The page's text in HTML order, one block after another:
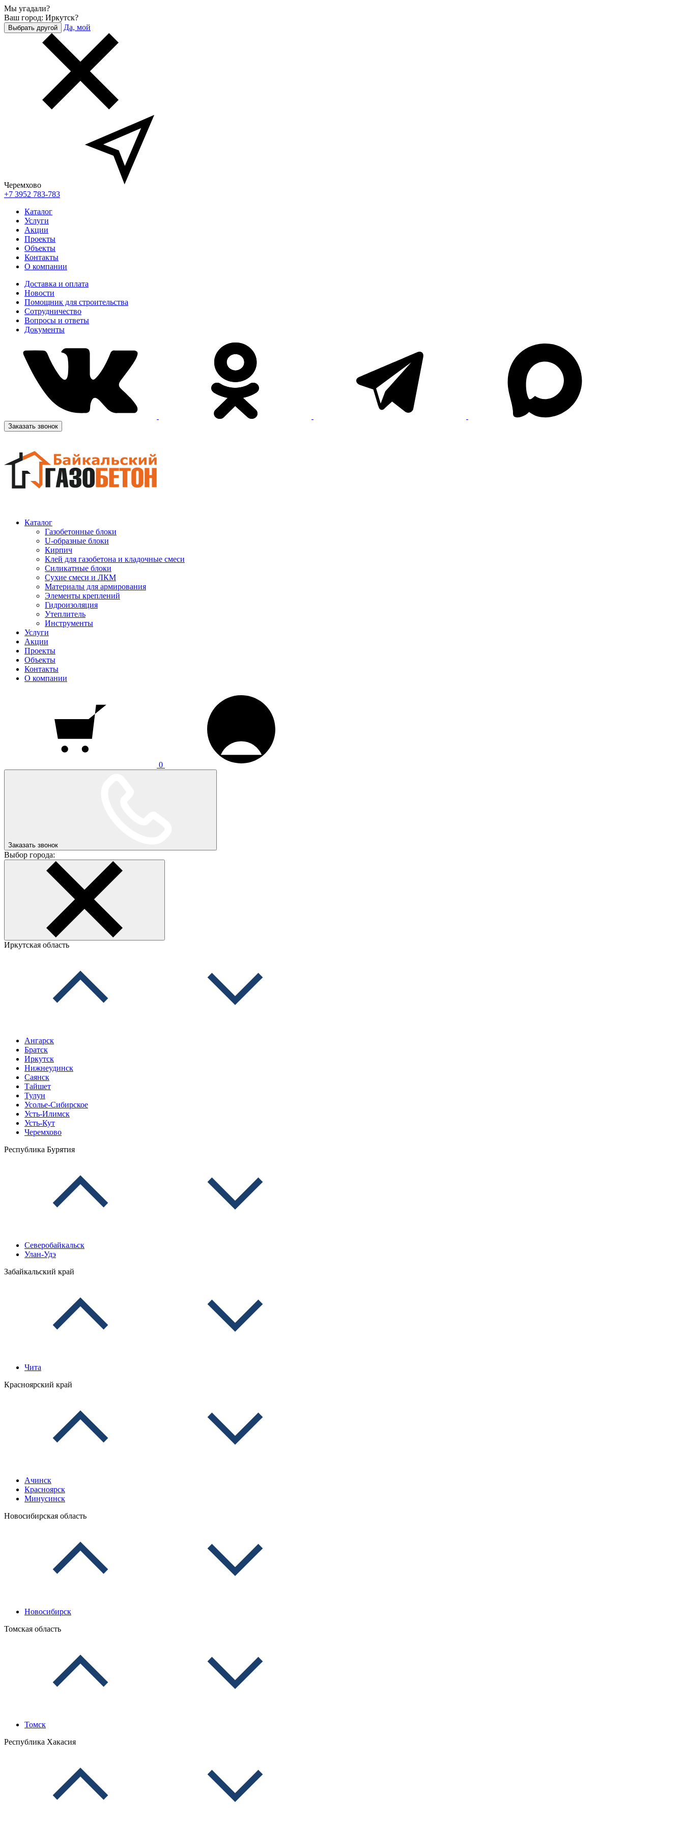
Мы угадали?
Ваш город: Иркутск?
Выбрать другой Да, мой
Черемхово
+7 3952 783-783
Каталог
Услуги
Акции
Проекты
Объекты
Контакты
О компании
Доставка и оплата
Новости
Помощник для строительства
Сотрудничество
Вопросы и ответы
Документы
Заказать звонок
Каталог
Газобетонные блоки
U-образные блоки
Кирпич
Клей для газобетона и кладочные смеси
Силикатные блоки
Сухие смеси и ЛКМ
Материалы для армирования
Элементы креплений
Гидроизоляция
Утеплитель
Инструменты
Услуги
Акции
Проекты
Объекты
Контакты
О компании
0
Заказать звонок
Выбор города:
Иркутская область
Ангарск
Братск
Иркутск
Нижнеудинск
Саянск
Тайшет
Тулун
Усолье-Сибирское
Усть-Илимск
Усть-Кут
Черемхово
Республика Бурятия
Северобайкальск
Улан-Удэ
Забайкальский край
Чита
Красноярский край
Ачинск
Красноярск
Минусинск
Новосибирская область
Новосибирск
Томская область
Томск
Республика Хакасия